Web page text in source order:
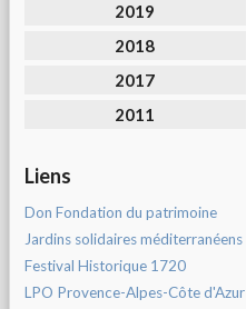
2019
2018
2017
2011
Liens
Don Fondation du patrimoine
Jardins solidaires méditerranéens
Festival Historique 1720
LPO Provence-Alpes-Côte d'Azur